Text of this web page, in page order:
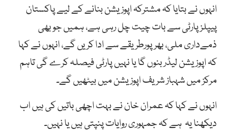
انہوں نے بتایا کہ مشترکہ اپوزیشن بنانے کے لیے پاکستان
پیپلز پارٹی سے بات چیت چل رہی ہے، ہمیں جو بھی
ذمےداری ملی، بھرپورطریقے سے ادا کریں گے، انہوں نے کہا
کہ اپوزیشن لیڈر بنوں گا یا نہیں پارٹی فیصلہ کرے گی تاہم
مرکز میں شہباز شریف اپوزیشن میں بیٹھیں گے۔
انہوں نے کہا کہ عمران خان نے بہت اچھی باتیں کی ہیں اب
دیکھنا یہ ہے کہ جمہوری روایات پنپتی ہیں یا نہیں۔